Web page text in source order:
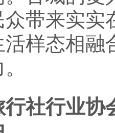
带来实实
样态相
社行业协